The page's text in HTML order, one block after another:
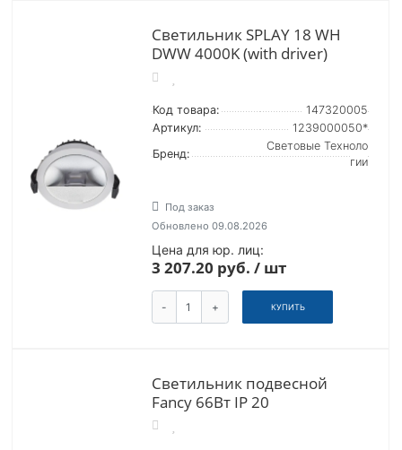
Светильник SPLAY 18 WH
DWW 4000K (with driver)
Код товара:
147320005
Артикул:
1239000050*
Бренд:
Световые Техноло
гии
Под заказ
Обновлено 09.08.2026
Цена для юр. лиц:
3 207.20 руб. / шт
- + КУПИТЬ
Светильник подвесной
Fancy 66Вт IP 20